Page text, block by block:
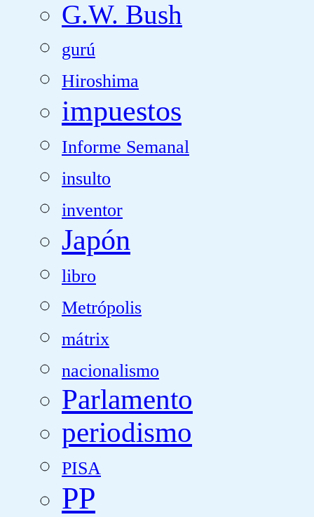
G.W. Bush
gurú
Hiroshima
impuestos
Informe Semanal
insulto
inventor
Japón
libro
Metrópolis
mátrix
nacionalismo
Parlamento
periodismo
PISA
PP